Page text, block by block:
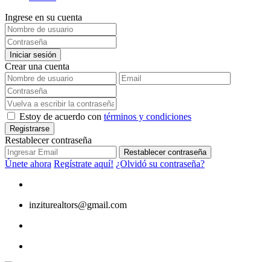
Ingrese en su cuenta
Iniciar sesión
Crear una cuenta
Estoy de acuerdo con términos y condiciones
Registrarse
Restablecer contraseña
Restablecer contraseña
Únete ahora Regístrate aquí! ¿Olvidó su contraseña?
inziturealtors@gmail.com